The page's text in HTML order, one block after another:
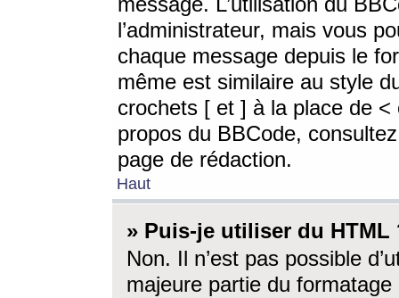
l’administrateur, mais vous
chaque message depuis le
même est similaire au style
crochets [ et ] à la place de <
propos du BBCode,
page de rédaction.
Haut
» Puis-je utiliser du HTML
Non. Il n’est pas possible
majeure partie du